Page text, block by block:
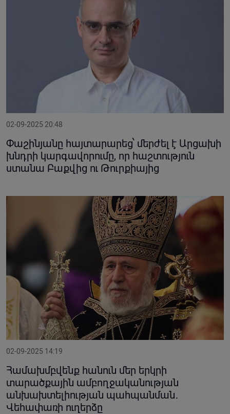
02-09-2025 20:48
Փաշինյանը հայտարարեց՝ մերժել է Արցախի
խնդրի կարգավորումը, որ հաշտություն
ստանա Բաքվից ու Թուրքիայից
02-09-2025 14:19
Համախմբվենք հանուն մեր երկրի
տարածքային ամբողջականության
անխախտելիության պահպանման․
Վեհափառի ուղերձը